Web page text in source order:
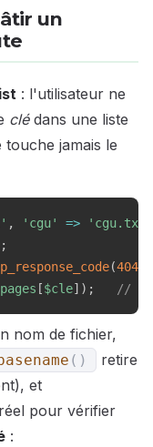
un
: l'utilisateur ne
clédans une liste
jamais le
, 'cgu' =>
'cgu.txt'
;
(404
[$cle] ) ; //
nom de fichier,
( )
retire
et
pour vérifier
: